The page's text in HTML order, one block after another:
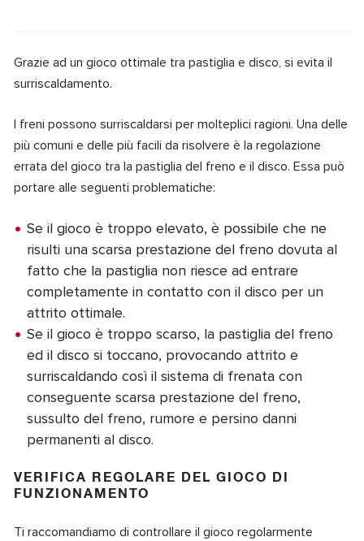
Grazie ad un gioco ottimale tra pastiglia e disco, si evita il
surriscaldamento.
I freni possono surriscaldarsi per molteplici ragioni. Una delle
più comuni e delle più facili da risolvere è la regolazione
errata del gioco tra la pastiglia del freno e il disco. Essa può
portare alle seguenti problematiche:
Se il gioco è troppo elevato, è possibile che ne
risulti una scarsa prestazione del freno dovuta al
fatto che la pastiglia non riesce ad entrare
completamente in contatto con il disco per un
attrito ottimale.
Se il gioco è troppo scarso, la pastiglia del freno
ed il disco si toccano, provocando attrito e
surriscaldando così il sistema di frenata con
conseguente scarsa prestazione del freno,
sussulto del freno, rumore e persino danni
permanenti al disco.
VERIFICA REGOLARE DEL GIOCO DI
FUNZIONAMENTO
Ti raccomandiamo di controllare il gioco regolarmente